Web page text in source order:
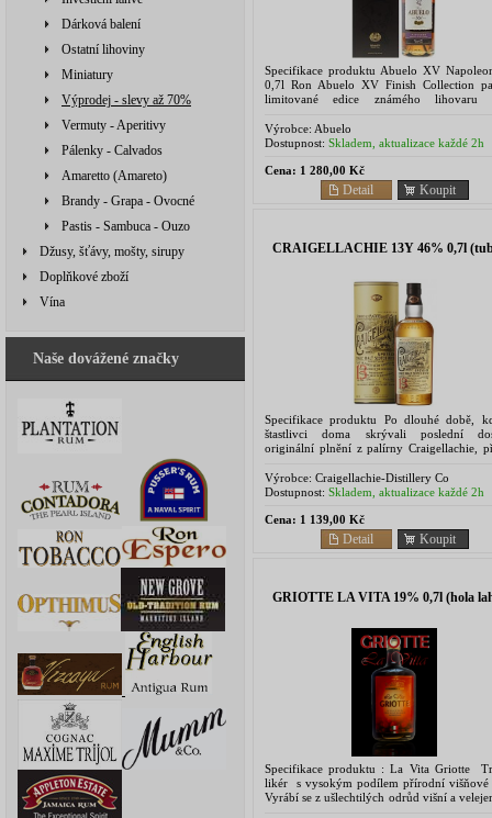
Dárková balení
Ostatní lihoviny
Miniatury
Výprodej - slevy až 70%
Vermuty - Aperitivy
Pálenky - Calvados
Amaretto (Amareto)
Brandy - Grapa - Ovocné
Pastis - Sambuca - Ouzo
Džusy, šťávy, mošty, sirupy
Doplňkové zboží
Vína
Naše dovážené značky
Specifikace produktu Abuelo XV
0,7l Ron Abuelo XV Finish Collection
limitované edice známého lihovaru
dlouholetého úsilí...
Výrobce: Abuelo
Dostupnost: Skladem, aktualizace každé 2h
Cena: 1 280,00 Kč
Koupit
Detail
CRAIGELLACHIE 13Y 46% 0,7l
Specifikace produktu Po dlouhé době,
štastlivci doma skrývali poslední
originální plnění z palírny Craigellachie,
Výrobce: Craigellachie-Distillery Co
Dostupnost: Skladem, aktualizace každé 2h
Cena: 1 139,00 Kč
Koupit
Detail
GRIOTTE LA VITA 19% 0,7l (hola
Specifikace produktu : La Vita Griotte
likér s vysokým podílem přírodní višňové
Vyrábí se z ušlechtilých odrůd višní a